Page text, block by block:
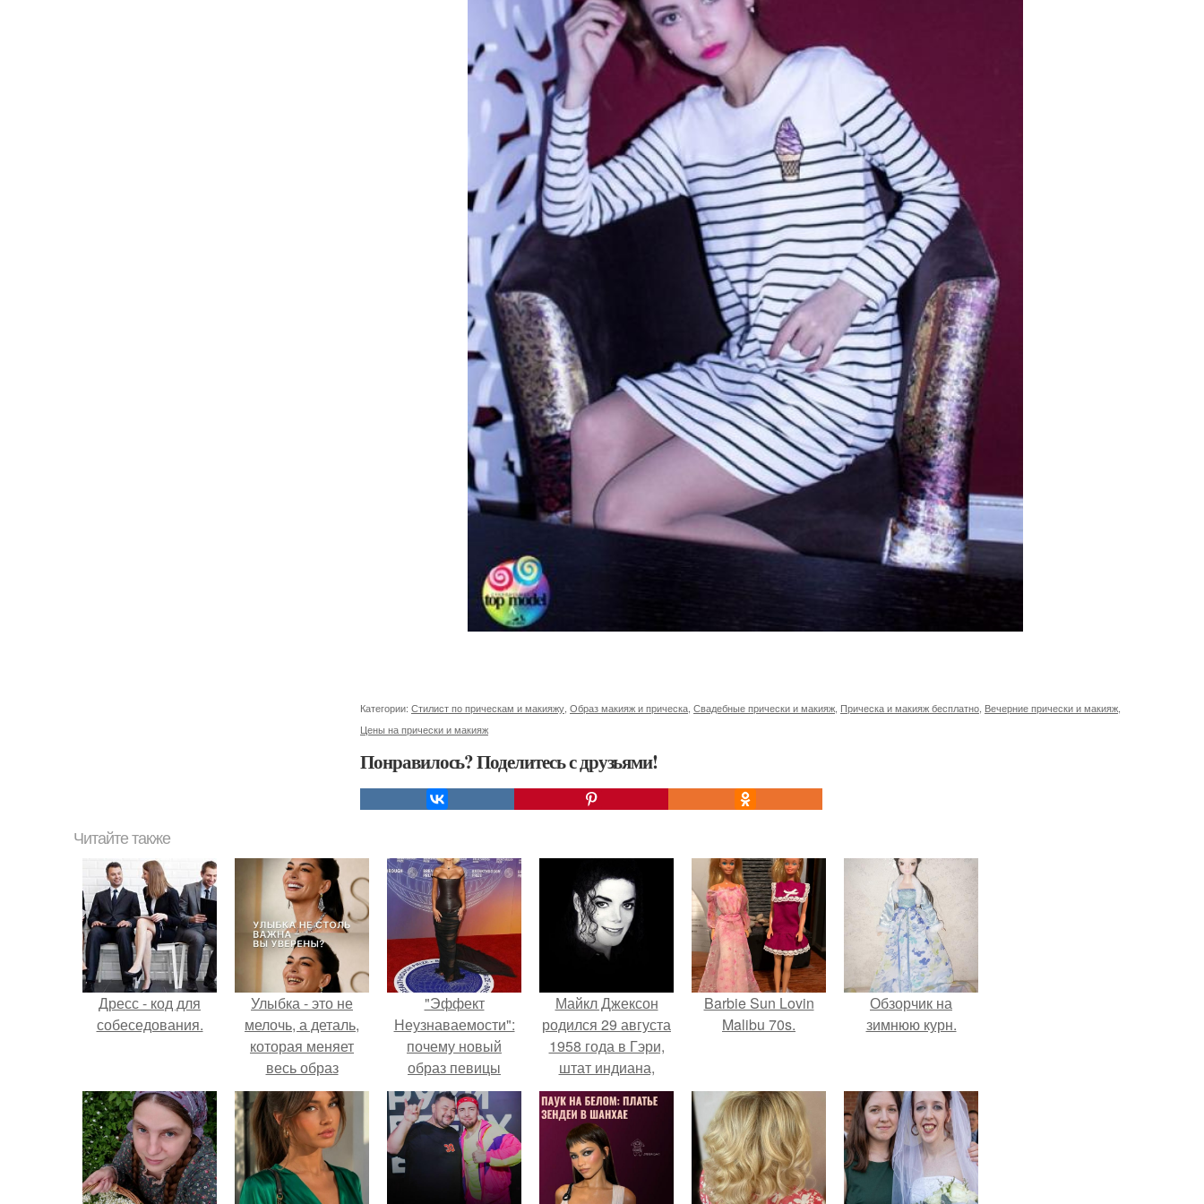
Категории: Стилист по прическам и макияжу Образ макияж и прическа Свадебные прически и макияж Прическа и макияж бесплатно Вечерние прически и макияж
Цены на прически и макияж
Понравилось? Поделитесь с друзьями!
Читайте также
Дресс - код для
собеседования.
Улыбка - это не
мелочь, а деталь,
которая меняет
весь образ
человека.
"Эффект
Неузнаваемости":
почему новый
образ певицы
вызвал споры о
гранях
возможного?
Майкл Джексон
родился 29 августа
1958 года в Гэри,
штат индиана,
США.
Barbie Sun Lovin
Malibu 70s.
Обзорчик на
зимнюю курн.